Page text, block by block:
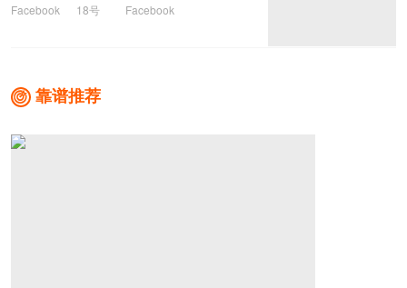
Facebook 18号 Facebook
 靠谱推荐